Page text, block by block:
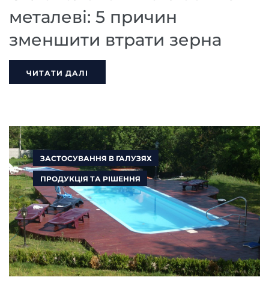
металеві: 5 причин
зменшити втрати зерна
ЧИТАТИ ДАЛІ
ЗАСТОСУВАННЯ В ГАЛУЗЯХ
ПРОДУКЦІЯ ТА РІШЕННЯ